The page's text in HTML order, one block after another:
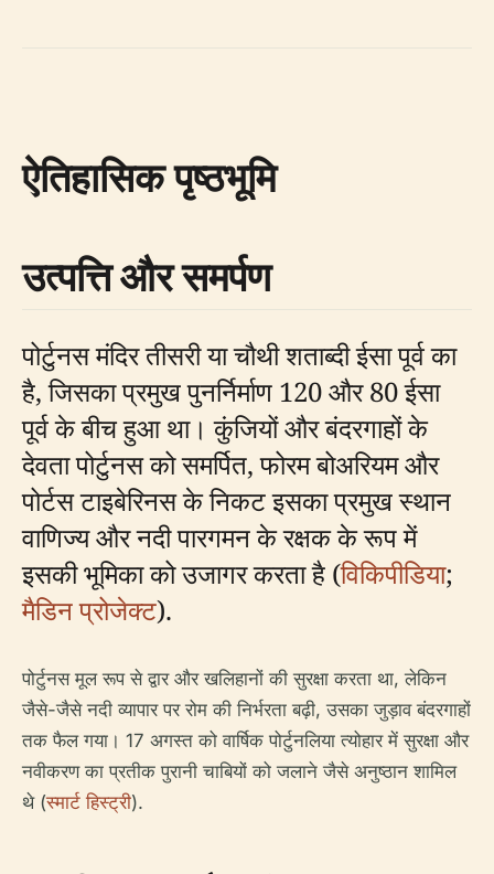
ऐतिहासिक पृष्ठभूमि
उत्पत्ति और समर्पण
पोर्टुनस मंदिर तीसरी या चौथी शताब्दी ईसा पूर्व का
है, जिसका प्रमुख पुनर्निर्माण 120 और 80 ईसा
पूर्व के बीच हुआ था। कुंजियों और बंदरगाहों के
देवता पोर्टुनस को समर्पित, फोरम बोअरियम और
पोर्टस टाइबेरिनस के निकट इसका प्रमुख स्थान
वाणिज्य और नदी पारगमन के रक्षक के रूप में
इसकी भूमिका को उजागर करता है (विकिपीडिया;
मैडिन प्रोजेक्ट).
पोर्टुनस मूल रूप से द्वार और खलिहानों की सुरक्षा करता था, लेकिन
जैसे-जैसे नदी व्यापार पर रोम की निर्भरता बढ़ी, उसका जुड़ाव बंदरगाहों
तक फैल गया। 17 अगस्त को वार्षिक पोर्टुनलिया त्योहार में सुरक्षा और
नवीकरण का प्रतीक पुरानी चाबियों को जलाने जैसे अनुष्ठान शामिल
थे (स्मार्ट हिस्ट्री).